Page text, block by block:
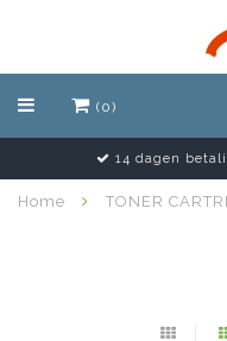
(0)
14 dagen
Home TONER